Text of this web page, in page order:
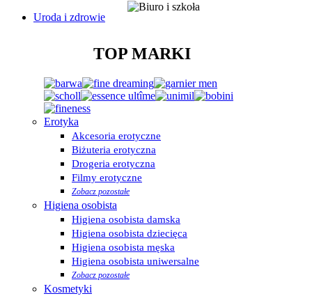
Uroda i zdrowie
TOP MARKI
Erotyka
Akcesoria erotyczne
Biżuteria erotyczna
Drogeria erotyczna
Filmy erotyczne
Zobacz pozostałe
Higiena osobista
Higiena osobista damska
Higiena osobista dziecięca
Higiena osobista męska
Higiena osobista uniwersalne
Zobacz pozostałe
Kosmetyki